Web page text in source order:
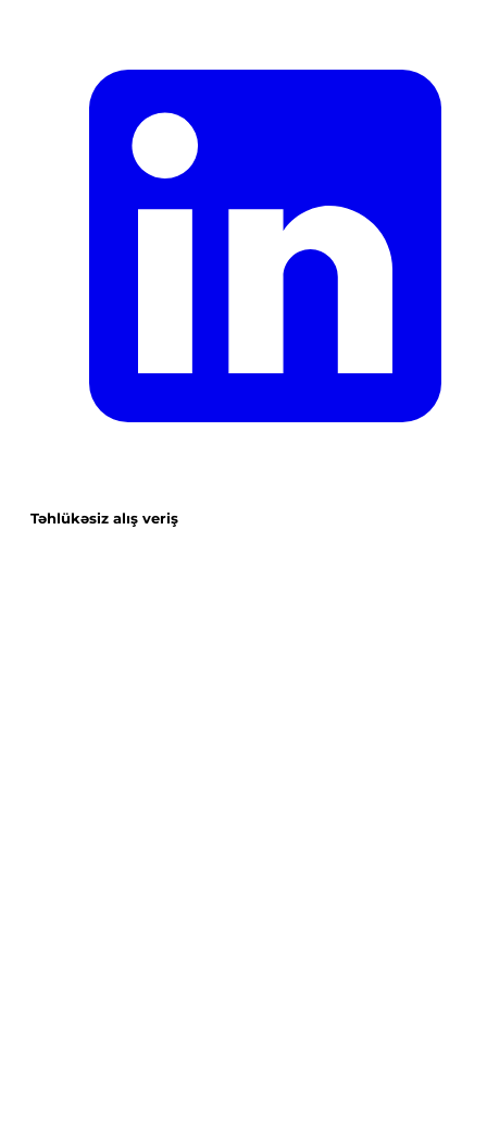
Təhlükəsiz alış veriş